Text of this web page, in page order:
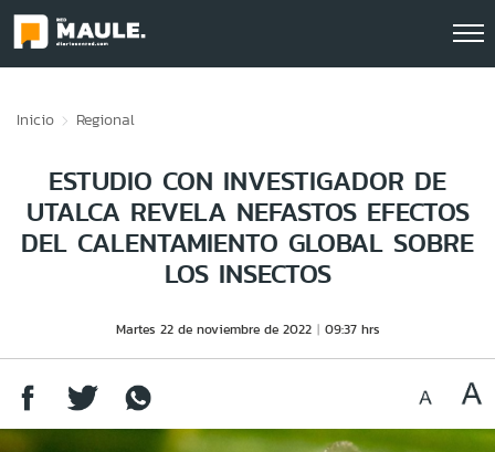
Inicio Regional
ESTUDIO CON INVESTIGADOR DE
UTALCA REVELA NEFASTOS EFECTOS
DEL CALENTAMIENTO GLOBAL SOBRE
LOS INSECTOS
Martes 22 de noviembre de 2022 09:37 hrs